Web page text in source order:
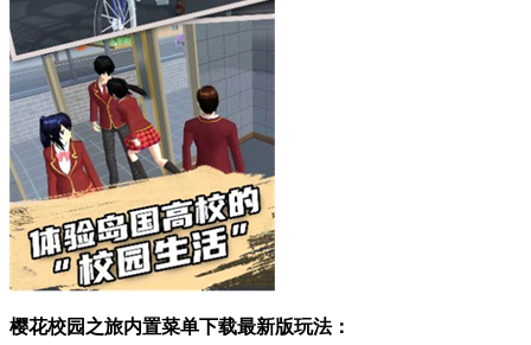
樱花校园之旅内置菜单下载最新版玩法：